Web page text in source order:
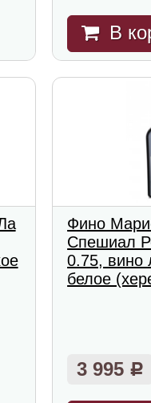
В
Фино
Спешиал
0.75, вино
белое
3 995 Р